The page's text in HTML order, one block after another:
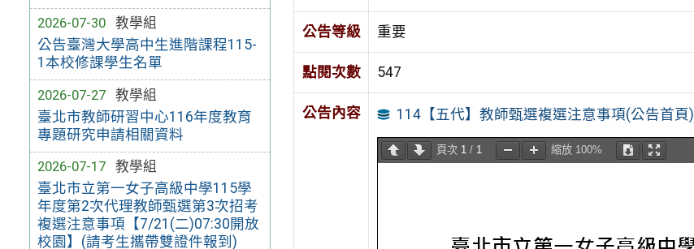
2026-07-30
教學組
公告臺灣大學高中生進階課程115-
1本校修課學生名單
2026-07-27
教學組
臺北市教師研習中心116年度教育
專題研究申請相關資料
2026-07-17
教學組
臺北市立第一女子高級中學115學
年度第2次代理教師甄選第3次招考
複選注意事項【7/21(二)07:30開放
校園】(請考生攜帶雙證件報到)
公告等級 重要
點閱次數 547
公告內容 114【五代】教師甄選複選注意事項(公告首頁)
頁次 1/ 1 縮放 100%